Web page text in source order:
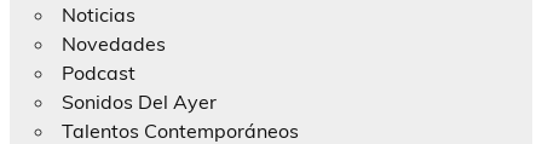
Noticias
Novedades
Podcast
Sonidos Del Ayer
Talentos Contemporáneos